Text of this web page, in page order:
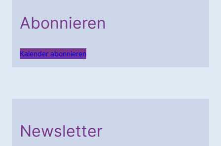
Abonnieren
Kalender abonnieren
Newsletter